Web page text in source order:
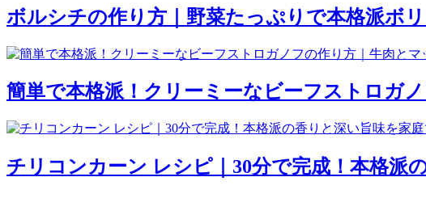
ボルシチの作り方｜野菜たっぷりで本格派ボ
簡単で本格派！クリーミーなビーフストロガ
チリコンカーン レシピ｜30分で完成！本格派